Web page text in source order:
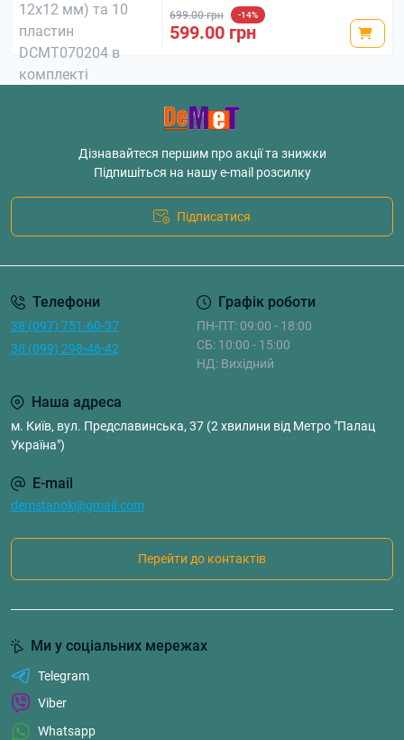
699.00 грн -14%
599.00 грн
Дізнавайтеся першим про акції та знижки
Підпишіться на нашу e-mail розсилку
Підписатися
Телефони
38 (097) 751-60-37
38 (099) 298-46-42
Графік роботи
ПН-ПТ: 09:00 - 18:00
СБ: 10:00 - 15:00
НД: Вихідний
Наша адреса
м. Київ, вул. Предславинська, 37 (2 хвилини від Метро "Палац
Україна")
E-mail
demstanok@gmail.com
Перейти до контактів
Ми у соціальних мережах
Telegram
Viber
Whatsapp